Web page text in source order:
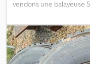
vendons une balayeuse
fonctionnelle de 2008.
brosses, caméra de
F/N/R, volume de
TÜV, nouveau service
215R14C. La machine a